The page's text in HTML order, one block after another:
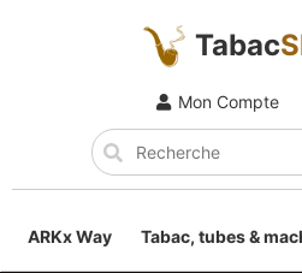
Tabac
Mon Compte
ARKx Way Tabac, tubes &